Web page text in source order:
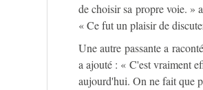
de choisir sa propre voie. »
« Ce fut un plaisir de
Une autre passante a
a ajouté : « C'est vraiment
aujourd'hui. On ne fait que